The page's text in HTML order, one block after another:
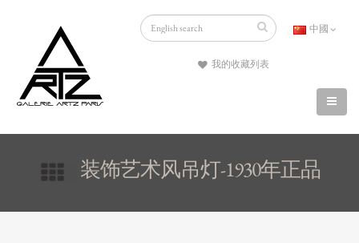
中國
我的收藏列表
装饰艺术风吊灯-1930年正品